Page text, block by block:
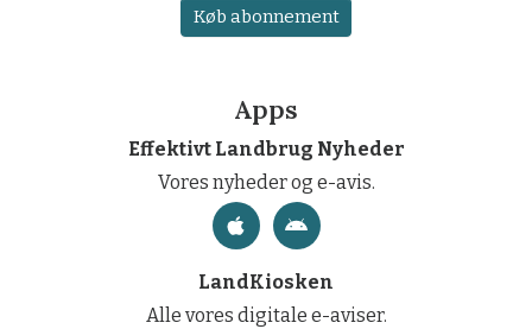
Køb abonnement
Apps
Effektivt Landbrug Nyheder
Vores nyheder og e-avis.
LandKiosken
Alle vores digitale e-aviser.